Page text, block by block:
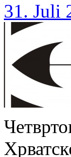
31. Juli